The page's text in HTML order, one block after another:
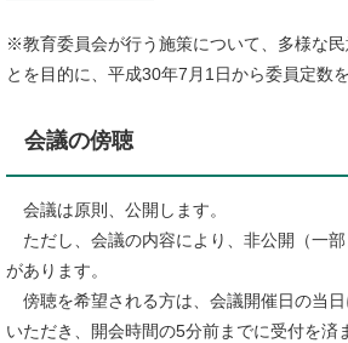
※教育委員会が行う施策について、多様な民
とを目的に、平成30年7月1日から委員定数
会議の傍聴
会議は原則、公開します。
ただし、会議の内容により、非公開（一
があります。
傍聴を希望される方は、会議開催日の当
いただき、開会時間の5分前までに受付を済